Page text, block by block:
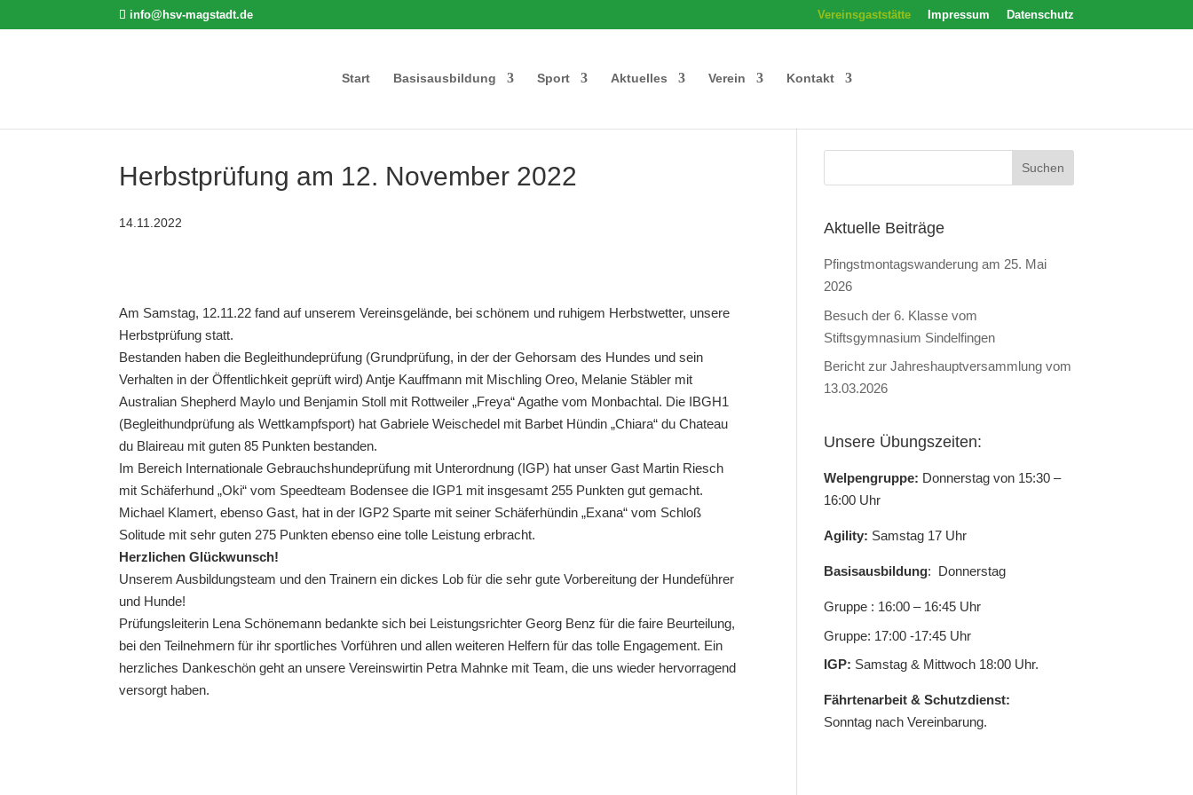
info@hsv-magstadt.de Vereinsgaststätte Impressum Datenschutz
Start Basisausbildung Sport Aktuelles Verein Kontakt
Herbstprüfung am 12. November 2022
14.11.2022
Am Samstag, 12.11.22 fand auf unserem Vereinsgelände, bei schönem und ruhigem Herbstwetter, unsere
Herbstprüfung statt.
Bestanden haben die Begleithundeprüfung (Grundprüfung, in der der Gehorsam des Hundes und sein
Verhalten in der Öffentlichkeit geprüft wird) Antje Kauffmann mit Mischling Oreo, Melanie Stäbler mit
Australian Shepherd Maylo und Benjamin Stoll mit Rottweiler „Freya“ Agathe vom Monbachtal. Die IBGH1
(Begleithundprüfung als Wettkampfsport) hat Gabriele Weischedel mit Barbet Hündin „Chiara“ du Chateau
du Blaireau mit guten 85 Punkten bestanden.
Im Bereich Internationale Gebrauchshundeprüfung mit Unterordnung (IGP) hat unser Gast Martin Riesch
mit Schäferhund „Oki“ vom Speedteam Bodensee die IGP1 mit insgesamt 255 Punkten gut gemacht.
Michael Klamert, ebenso Gast, hat in der IGP2 Sparte mit seiner Schäferhündin „Exana“ vom Schloß
Solitude mit sehr guten 275 Punkten ebenso eine tolle Leistung erbracht.
Herzlichen Glückwunsch!
Unserem Ausbildungsteam und den Trainern ein dickes Lob für die sehr gute Vorbereitung der Hundeführer
und Hunde!
Prüfungsleiterin Lena Schönemann bedankte sich bei Leistungsrichter Georg Benz für die faire Beurteilung,
bei den Teilnehmern für ihr sportliches Vorführen und allen weiteren Helfern für das tolle Engagement. Ein
herzliches Dankeschön geht an unsere Vereinswirtin Petra Mahnke mit Team, die uns wieder hervorragend
versorgt haben.
Aktuelle Beiträge
Pfingstmontagswanderung am 25. Mai
2026
Besuch der 6. Klasse vom
Stiftsgymnasium Sindelfingen
Bericht zur Jahreshauptversammlung vom
13.03.2026
Unsere Übungszeiten:
Welpengruppe: Donnerstag von 15:30 –
16:00 Uhr
Agility: Samstag 17 Uhr
Basisausbildung: Donnerstag
Gruppe : 16:00 – 16:45 Uhr
Gruppe: 17:00 -17:45 Uhr
IGP: Samstag & Mittwoch 18:00 Uhr.
Fährtenarbeit & Schutzdienst:
Sonntag nach Vereinbarung.